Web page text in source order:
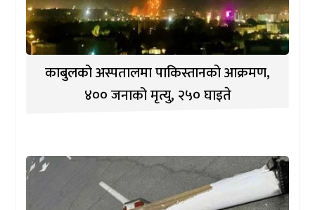
काबुलको अस्पतालमा पाकिस्तानको आक्रमण,
४०० जनाको मृत्यु, २५० घाइते